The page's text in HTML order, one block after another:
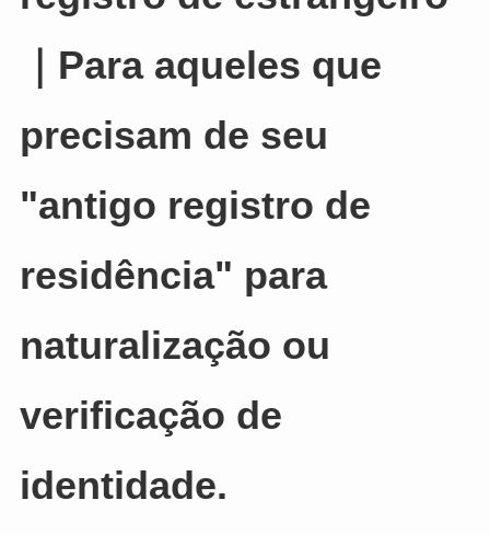
｜Para aqueles que
precisam de seu
"antigo registro de
residência" para
naturalização ou
verificação de
identidade.